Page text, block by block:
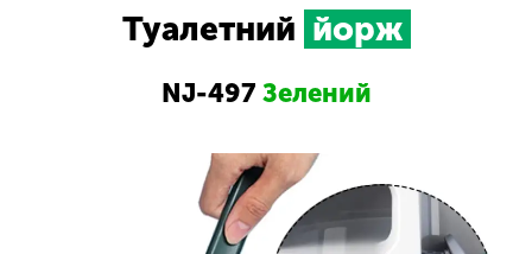
Туалетний йорж
NJ-497 Зелений